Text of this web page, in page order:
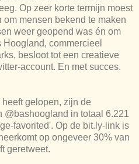
Op zeer korte termijn moest
mensen bekend te maken
weer geopend was én om
commercieel
besloot tot een creatieve
account. En met succes.
heeft gelopen, zijn de
@bashoogland in totaal 6.221
favorited'. Op de bit.ly-link is
op ongeveer 30% van
geretweet.